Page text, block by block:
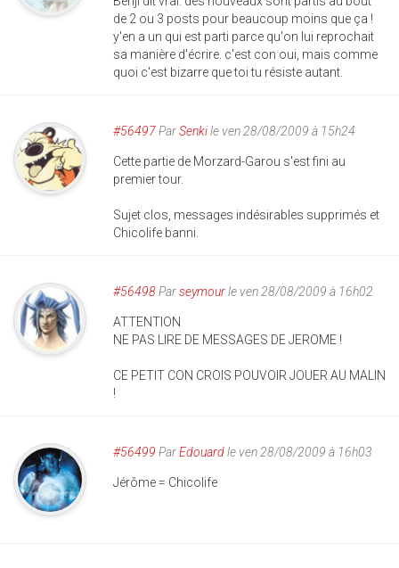
de 2 ou 3 posts pour beaucoup moins que ça !
y'en a un qui est parti parce qu'on lui reprochait
sa manière d'écrire. c'est con oui, mais comme
quoi c'est bizarre que toi tu résiste autant.
#56497ParSenkile ven 28/08/2009 à 15h24
Cette partie de Morzard-Garou s'est fini au
premier tour.
Sujet clos, messages indésirables supprimés et
Chicolife banni.
#56498Parseymourle ven 28/08/2009 à 16h02
ATTENTION
NE PAS LIRE DE MESSAGES DE JEROME !
CE PETIT CON CROIS POUVOIR JOUER AU MALIN
!
#56499 ParEdouardle ven 28/08/2009 à 16h03
Jérôme = Chicolife